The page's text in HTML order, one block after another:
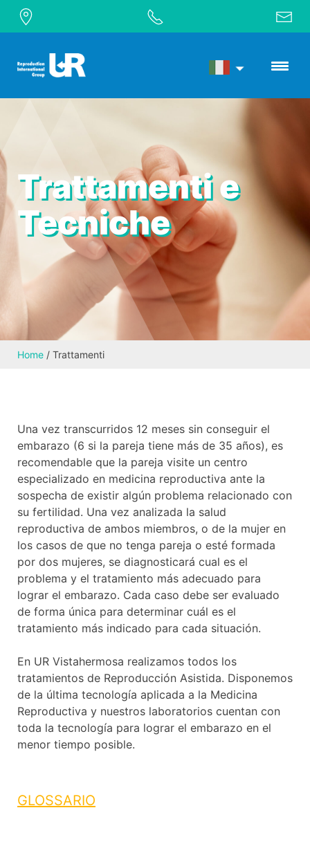
Trattamenti e
Tecniche
Home / Trattamenti
Una vez transcurridos 12 meses sin conseguir el
embarazo (6 si la pareja tiene más de 35 años), es
recomendable que la pareja visite un centro
especializado en medicina reproductiva ante la
sospecha de existir algún problema relacionado con
su fertilidad. Una vez analizada la salud
reproductiva de ambos miembros, o de la mujer en
los casos de que no tenga pareja o esté formada
por dos mujeres, se diagnosticará cual es el
problema y el tratamiento más adecuado para
lograr el embarazo. Cada caso debe ser evaluado
de forma única para determinar cuál es el
tratamiento más indicado para cada situación.
En UR Vistahermosa realizamos todos los
tratamientos de Reproducción Asistida. Disponemos
de la última tecnología aplicada a la Medicina
Reproductiva y nuestros laboratorios cuentan con
toda la tecnología para lograr el embarazo en el
menor tiempo posible.
GLOSSARIO